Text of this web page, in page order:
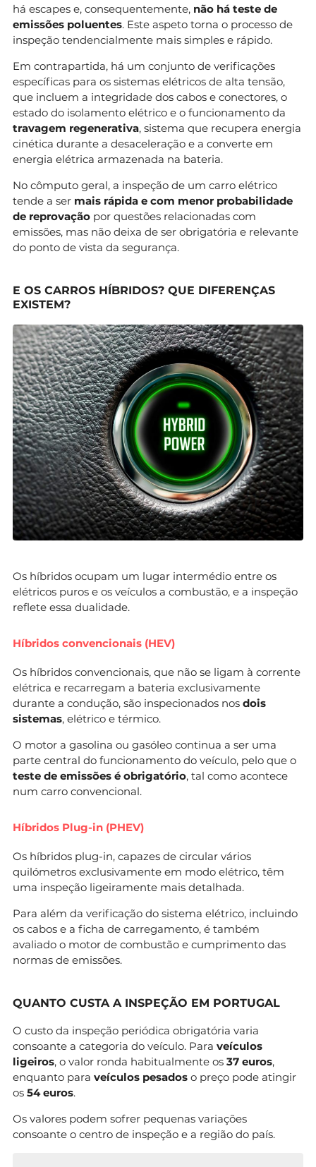
há escapes e, consequentemente, não há teste de
emissões poluentes. Este aspeto torna o processo de
inspeção tendencialmente mais simples e rápido.
Em contrapartida, há um conjunto de verificações
específicas para os sistemas elétricos de alta tensão,
que incluem a integridade dos cabos e conectores, o
estado do isolamento elétrico e o funcionamento da
travagem regenerativa, sistema que recupera energia
cinética durante a desaceleração e a converte em
energia elétrica armazenada na bateria.
No cômputo geral, a inspeção de um carro elétrico
tende a ser mais rápida e com menor probabilidade
de reprovação por questões relacionadas com
emissões, mas não deixa de ser obrigatória e relevante
do ponto de vista da segurança.
E OS CARROS HÍBRIDOS? QUE DIFERENÇAS
EXISTEM?
Os híbridos ocupam um lugar intermédio entre os
elétricos puros e os veículos a combustão, e a inspeção
reflete essa dualidade.
Híbridos convencionais (HEV)
Os híbridos convencionais, que não se ligam à corrente
elétrica e recarregam a bateria exclusivamente
durante a condução, são inspecionados nos dois
sistemas, elétrico e térmico.
O motor a gasolina ou gasóleo continua a ser uma
parte central do funcionamento do veículo, pelo que o
teste de emissões é obrigatório, tal como acontece
num carro convencional.
Híbridos Plug-in (PHEV)
Os híbridos plug-in, capazes de circular vários
quilómetros exclusivamente em modo elétrico, têm
uma inspeção ligeiramente mais detalhada.
Para além da verificação do sistema elétrico, incluindo
os cabos e a ficha de carregamento, é também
avaliado o motor de combustão e cumprimento das
normas de emissões.
QUANTO CUSTA A INSPEÇÃO EM PORTUGAL
O custo da inspeção periódica obrigatória varia
consoante a categoria do veículo. Para veículos
ligeiros, o valor ronda habitualmente os 37 euros,
enquanto para veículos pesados o preço pode atingir
os 54 euros.
Os valores podem sofrer pequenas variações
consoante o centro de inspeção e a região do país.